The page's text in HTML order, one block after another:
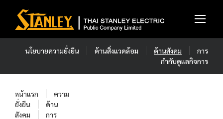
นโยบายความยั่งยืน ด้านสิ่งแวดล้อม ด้านสังคม
การ
กำกับดูแลกิจการ
หน้าแรก
ความ
ยั่งยืน
ด้าน
สังคม
การ